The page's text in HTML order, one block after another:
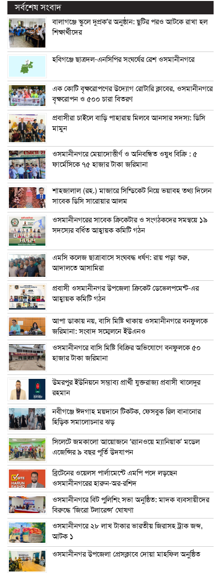
সর্বশেষ সংবাদ
বালাগঞ্জে স্কুলে দুপ্রক’র অনুষ্ঠান: ছুটির পরও আটকে রাখা হল
শিক্ষার্থীদের
হবিগঞ্জে ছাত্রদল-এনসিপির সংঘর্ষের রেশ ওসমানীনগরে
এক কোটি বৃক্ষরোপণের উদ্যোগ রোটারি ক্লাবের, ওসমানীনগরে
বৃক্ষরোপন ও ৫০০ চারা বিতরণ
প্রবাসীরা চাইলে বাড়ি পাহারায় মিলবে আনসার সদস্য: ডিসি
মামুন
ওসমানীনগরে মেয়াদোত্তীর্ণ ও অনিবন্ধিত ওষুধ বিক্রি : ৫
ফার্মেসিকে ৭৫ হাজার টাকা জরিমানা
শাহজালাল (রহ.) মাজারে সিন্ডিকেট নিয়ে ভয়াবহ তথ্য দিলেন
সাবেক ডিসি সারোয়ার আলম
ওসমানীনগরের সাবেক ক্রিকেটার ও সংগঠকদের সমন্বয়ে ১৯
সদস্যের বর্ধিত আহ্বায়ক কমিটি গঠন
এম‌সি কলেজ ছাত্রাবাসে সংঘবদ্ধ ধর্ষণ: রায় পড়া শুরু,
আদালতে আসামিরা
প্রবাসী ওসমানীনগর উপজেলা ক্রিকেট ডেভেলপমেন্ট-এর
আহ্বায়ক কমিটি গঠন
আপা ডাকায় নয়, বাসি মিষ্টি থাকায় ওসমানীনগরে বনফুলকে
জরিমানা: সংবাদ সম্মেলনে ইউএনও
ওসমানীনগরে বাসি মিষ্টি বিক্রির অভিযোগে বনফুলকে ৫০
হাজার টাকা জরিমানা
উমরপুর ইউনিয়নে সম্ভাব্য প্রার্থী যুক্তরাজ্য প্রবাসী খালেদুর
রহমান
নবীগঞ্জে ঈদগাহ ময়দানে টিকটক, ফেসবুক রিল বানানোর
হিড়িক সমালোচনার ঝড়
সিলেটে জমকালো আয়োজনে ‘র‍্যানওয়ে ম্যানিয়াক’ মডেল
এজেন্সির ৯ বছর পূর্তি উদযাপন
ব্রিটেনের ওয়েলস পার্লামেন্টে এমপি পদে লড়ছেন
ওসমানীনগরের হারুন-অর-রশিদ
ওসমানীনগরে বিট পুলিশিং সভা অনুষ্ঠিত: মাদক ব্যবসায়ীদের
বিরুদ্ধে ‘জিরো টলারেন্স’ ঘোষণা
ওসমানীনগরে ২৮ লাখ টাকার ভারতীয় জিরাসহ ট্রাক জব্দ,
আটক ১
ওসমানীনগর উপজেলা প্রেসক্লাবে দোয়া মাহফিল অনুষ্ঠিত